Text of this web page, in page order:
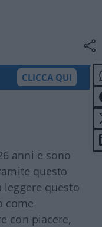
CLICCA QUI
anni e sono
questo
leggere questo
come
con piacere,